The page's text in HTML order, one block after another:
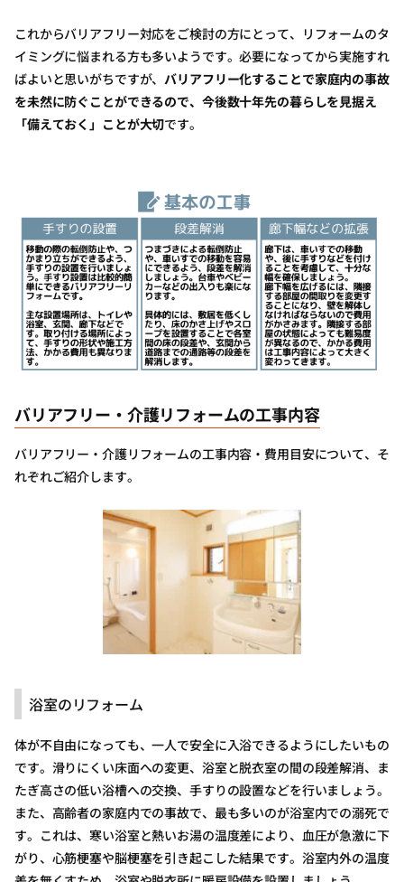
これからバリアフリー対応をご検討の方にとって、リフォームのタ
イミングに悩まれる方も多いようです。必要になってから実施すれ
ばよいと思いがちですが、 バリアフリー化することで家庭内の事故
を未然に防ぐことができるので、今後数十年先の暮らしを見据え
「備えておく」ことが大切です。
バリアフリー・介護リフォームの工事内容
バリアフリー・介護リフォームの工事内容・費用目安について、そ
れぞれご紹介します。
浴室のリフォーム
体が不自由になっても、一人で安全に入浴できるようにしたいもの
です。滑りにくい床面への変更、浴室と脱衣室の間の段差解消、ま
たぎ高さの低い浴槽への交換、手すりの設置などを行いましょう。
また、高齢者の家庭内での事故で、最も多いのが浴室内での溺死で
す。これは、寒い浴室と熱いお湯の温度差により、血圧が急激に下
がり、心筋梗塞や脳梗塞を引き起こした結果です。浴室内外の温度